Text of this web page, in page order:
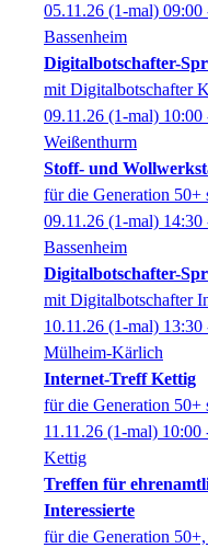
05.11.26 (1-mal) 09:00
Bassenheim
Digitalbotschafter-
mit Digitalbotschafter
09.11.26 (1-mal) 10:00
Weißenthurm
Stoff- und
für die Generation 50+
09.11.26 (1-mal) 14:30
Bassenheim
Digitalbotschafter-
mit Digitalbotschafter
10.11.26 (1-mal) 13:30
Mülheim-Kärlich
Internet-Treff Kettig
für die Generation 50+
11.11.26 (1-mal) 10:00
Kettig
Treffen für
Interessierte
für die Generation